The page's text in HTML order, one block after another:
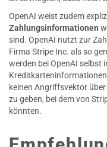
OpenAI weist zudem
Zahlungsinformationen
sind. OpenAI nutzt zur
Firma Stripe Inc. als so
werden bei OpenAI selbst
keinen Angriffsvektor
zu geben, bei dem von
könnten.